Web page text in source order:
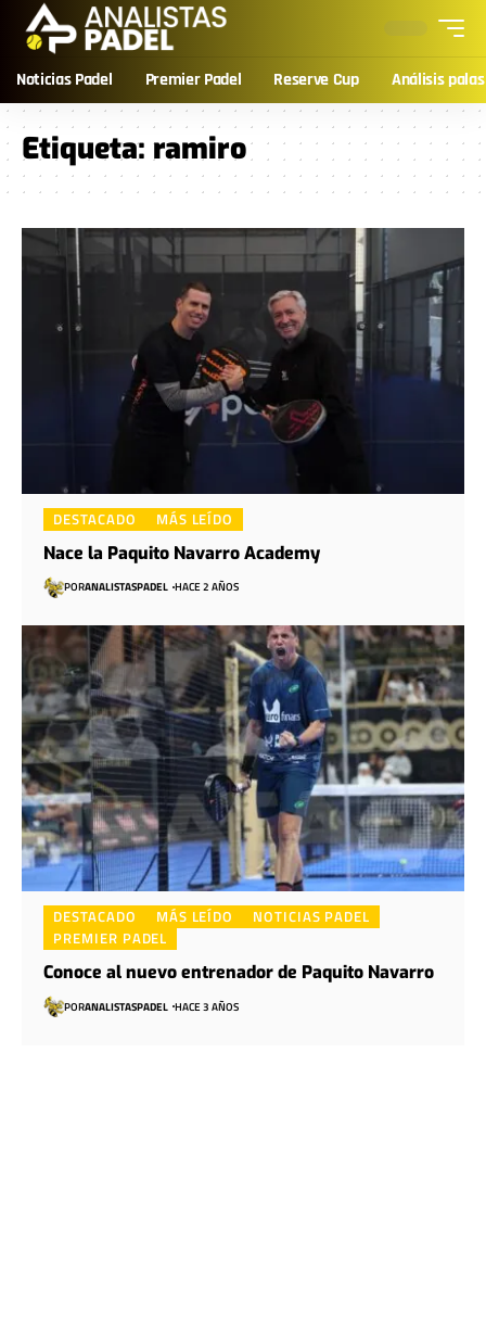
Noticias Padel Premier Padel Reserve Cup Análisis palas
Etiqueta: ramiro
DESTACADO MÁS LEÍDO
Nace la Paquito Navarro Academy
PORANALISTASPADEL HACE 2 AÑOS
DESTACADO MÁS LEÍDO
NOTICIAS PADEL
PREMIER PADEL
Conoce al nuevo entrenador de Paquito Navarro
PORANALISTASPADEL HACE 3 AÑOS